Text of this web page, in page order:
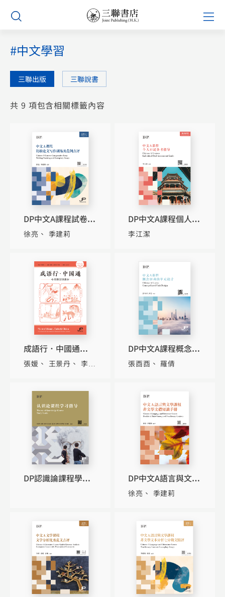
Skip
content
#中文學習
三聯出版 三聯說書
共 9 項包含相關標籤內容
DP中文A課程試卷
（2）比較論文寫作
徐亮 季建莉
DP中文A課程個人口
試備考指導（簡體
李江潔
成語行．中國通——
中高級漢語教材
張媛 王景丹
李
DP中文A課程概念驅
動的單元設計（簡體
張酉酉 羅倩
DP認識論課程學習
DP中文A語言與文學
課程非文學文體知識
徐亮 季建莉